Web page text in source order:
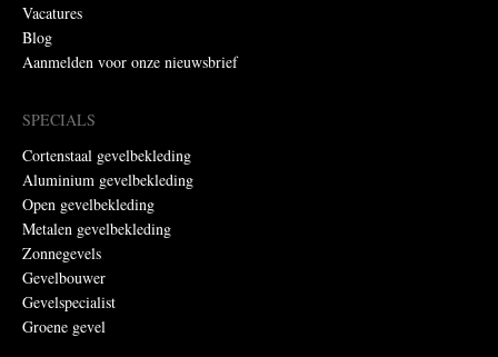
Vacatures
Blog
Aanmelden voor onze nieuwsbrief
SPECIALS
Cortenstaal gevelbekleding
Aluminium gevelbekleding
Open gevelbekleding
Metalen gevelbekleding
Zonnegevels
Gevelbouwer
Gevelspecialist
Groene gevel